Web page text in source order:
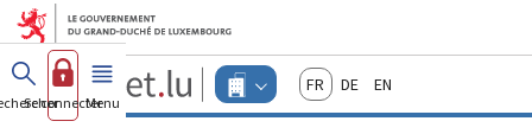
Aller au menu principal
Aller au contenu
Guichet.lu
Changer
d'espace
FrançaisDeutschEnglish
Se connecterMenu principal